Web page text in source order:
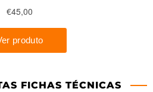
FICHAS TÉCNICAS